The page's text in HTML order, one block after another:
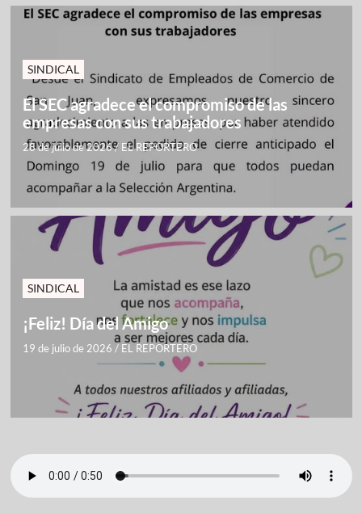
SINDICAL
El SEC agradece el compromiso de las
empresas con sus trabajadores
28 de julio de 2026/ EL REPORTERO
SINDICAL
¡Feliz! Día del Amigo
19 de julio de 2026 / EL REPORTERO